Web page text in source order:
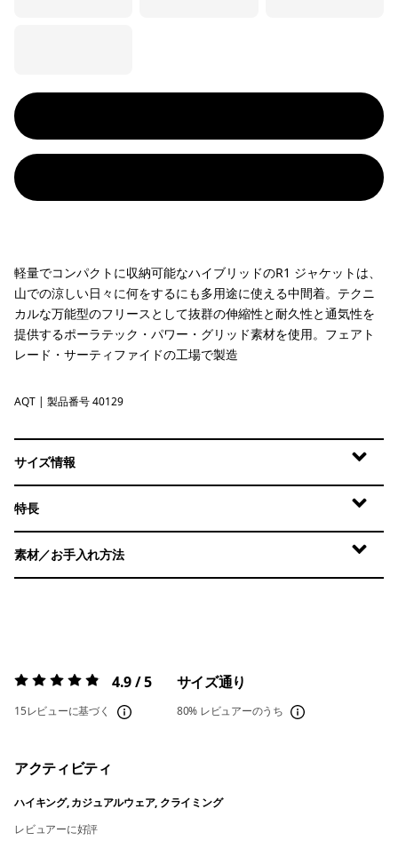
軽量でコンパクトに収納可能なハイブリッドのR1 ジャケットは、
山での涼しい日々に何をするにも多用途に使える中間着。テクニ
カルな万能型のフリースとして抜群の伸縮性と耐久性と通気性を
提供するポーラテック・パワー・グリッド素材を使用。フェアト
レード・サーティファイドの工場で製造
Aquatic Blue
AQT | 製品番号 40129
サイズ情報
特長
素材／お手入れ方法
評価:4.9 / 5 4.9 / 5
15レビューに基づく
サイズ通り
80% レビュアーのうち
アクティビティ
ハイキング, カジュアルウェア, クライミング
レビュアーに好評